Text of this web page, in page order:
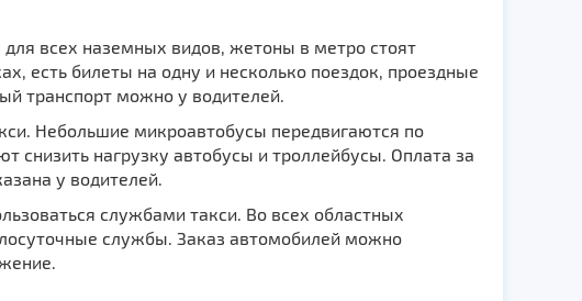
всех наземных видов, жетоны в метро стоят
есть билеты на одну и несколько поездок, проездные
транспорт можно у водителей.
Небольшие микроавтобусы передвигаются по
снизить нагрузку автобусы и троллейбусы. Оплата за
у водителей.
службами такси. Во всех областных
службы. Заказ автомобилей можно